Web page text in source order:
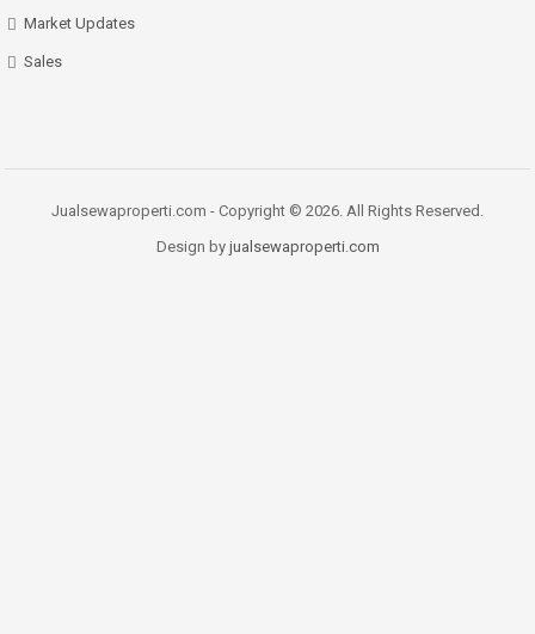
Market Updates
Sales
Jualsewaproperti.com - Copyright © 2026. All Rights Reserved.
Design by jualsewaproperti.com